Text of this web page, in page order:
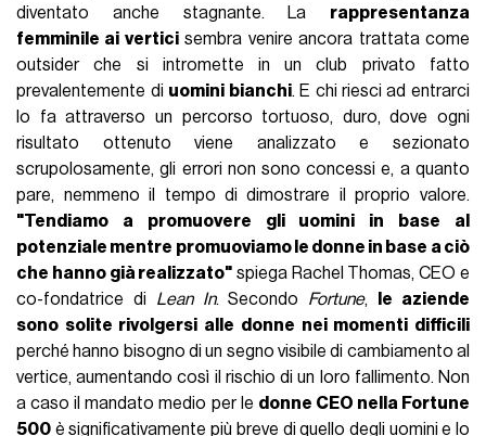
diventato anche stagnante. La rappresentanza
femminile ai verticisembra venire ancora trattata come
outsider che si intromette in un club privato fatto
prevalentemente di uomini bianchi. E chi riesci ad entrarci
lo fa attraverso un percorso tortuoso, duro, dove ogni
risultato ottenuto viene analizzato e sezionato
scrupolosamente, gli errori non sono concessi e, a quanto
pare, nemmeno il tempo di dimostrare il proprio valore.
"Tendiamo a promuovere gli uomini in base al
potenziale mentre promuoviamo le donne in base a ciò
che hanno già realizzato" spiega Rachel Thomas, CEO e
co-fondatrice di Lean In. Secondo Fortune,
le aziende
sono solite rivolgersi alle donne nei momenti difficili
perché hanno bisogno di un segno visibile di cambiamento al
vertice, aumentando così il rischio di un loro fallimento. Non
a caso il mandato medio per le donne CEO nella Fortune
500 è significativamente più breve di quello degli uomini e lo